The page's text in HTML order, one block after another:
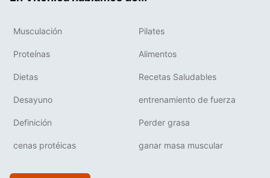
Musculación Pilates
Proteínas Alimentos
Dietas Recetas Saludables
Desayuno entrenamiento de fuerza
Definición Perder grasa
cenas protéicas ganar masa muscular